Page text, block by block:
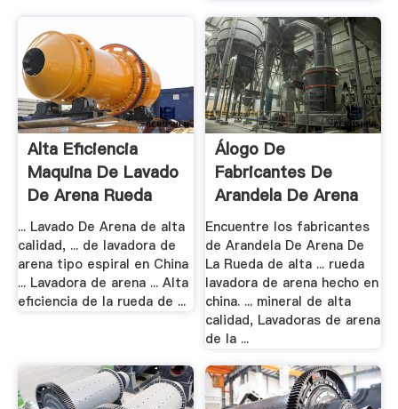
Alta Eficiencia
Maquina De Lavado
De Arena Rueda
... Lavado De Arena de alta
calidad, ... de lavadora de
arena tipo espiral en China
... Lavadora de arena ... Alta
eficiencia de la rueda de ...
Álogo De
Fabricantes De
Arandela De Arena
De .
Encuentre los fabricantes
de Arandela De Arena De
La Rueda de alta ... rueda
lavadora de arena hecho en
china. ... mineral de alta
calidad, Lavadoras de arena
de la ...